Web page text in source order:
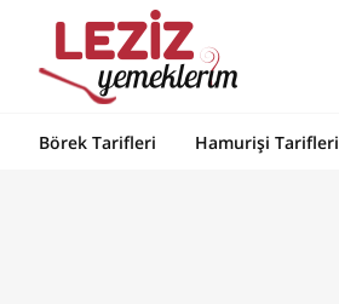
Börek Tarifleri Hamurişi Tarifleri